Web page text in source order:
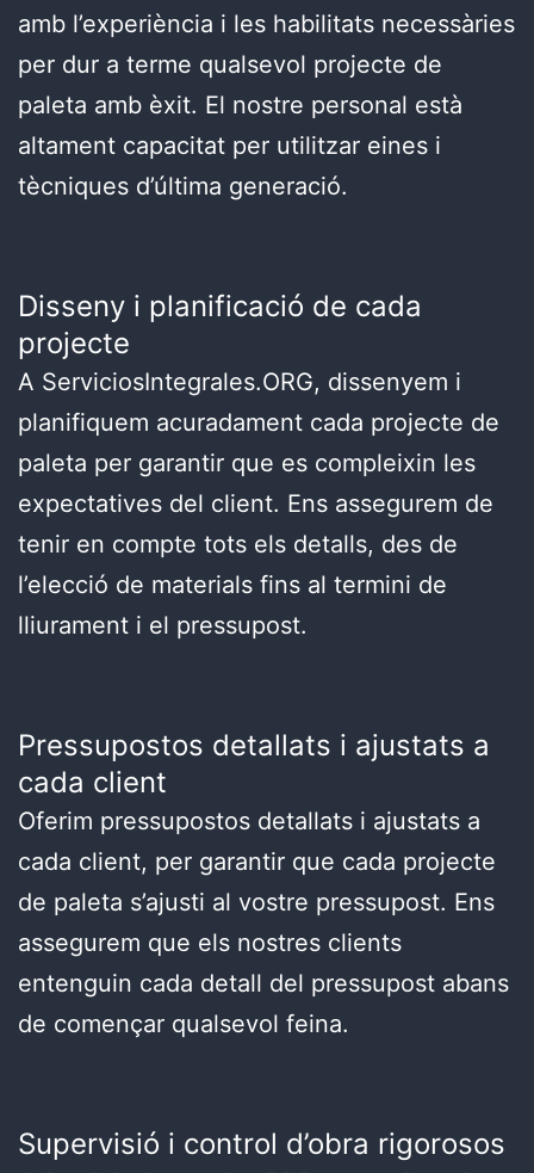
amb l’experiència i les habilitats necessàries
per dur a terme qualsevol projecte de
paleta amb èxit. El nostre personal està
altament capacitat per utilitzar eines i
tècniques d’última generació.
Disseny i planificació de cada
projecte
A ServiciosIntegrales.ORG, dissenyem i
planifiquem acuradament cada projecte de
paleta per garantir que es compleixin les
expectatives del client. Ens assegurem de
tenir en compte tots els detalls, des de
l’elecció de materials fins al termini de
lliurament i el pressupost.
Pressupostos detallats i ajustats a
cada client
Oferim pressupostos detallats i ajustats a
cada client, per garantir que cada projecte
de paleta s’ajusti al vostre pressupost. Ens
assegurem que els nostres clients
entenguin cada detall del pressupost abans
de començar qualsevol feina.
Supervisió i control d’obra rigorosos